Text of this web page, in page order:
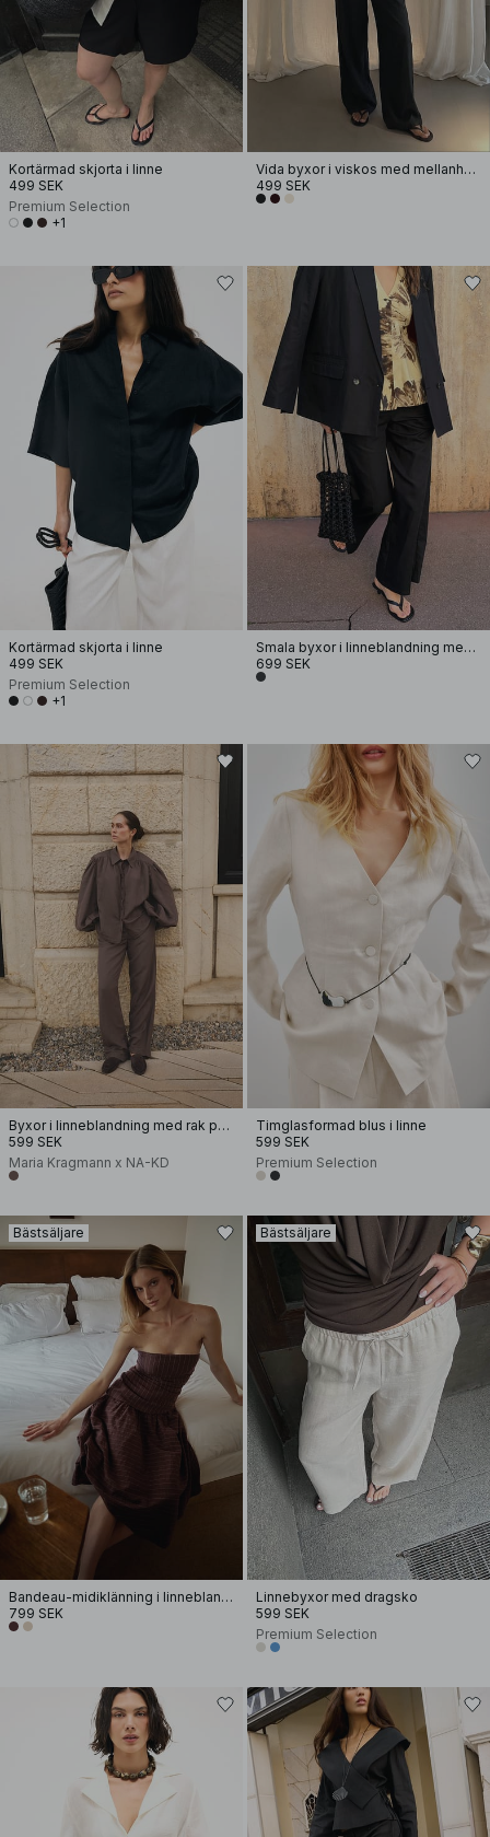
Kortärmad skjorta i linne
499 SEK
Premium Selection
+1
Vida byxor i viskos med mellanhög midja
499 SEK
Kortärmad skjorta i linne
499 SEK
Premium Selection
+1
Smala byxor i linneblandning med medelhög midja och utsvängda ben
699 SEK
Byxor i linneblandning med rak passform
599 SEK
Maria Kragmann x NA-KD
Timglasformad blus i linne
599 SEK
Premium Selection
Bästsäljare
Bandeau-midiklänning i linneblandning
799 SEK
Bästsäljare
Linnebyxor med dragsko
599 SEK
Premium Selection